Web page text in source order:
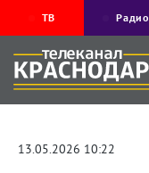
ТВ Радио
13.05.2026 10:22